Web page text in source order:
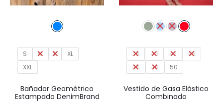
S M L
XL
XXL
Bañador Geométrico
Estampado DenimBrand
38 40 42
44
46
48 50
Vestido de Gasa Elástico
Combinado